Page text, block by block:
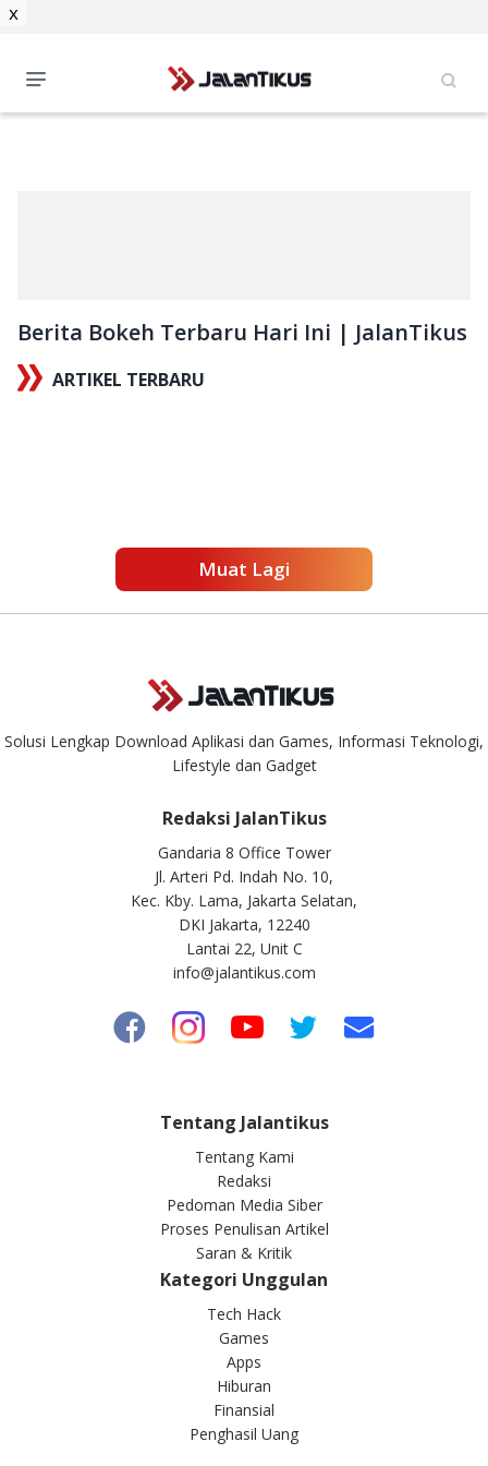
Berita Bokeh Terbaru Hari Ini | JalanTikus
ARTIKEL TERBARU
Muat Lagi
x
Solusi Lengkap Download Aplikasi dan Games, Informasi Teknologi,
Lifestyle dan Gadget
Redaksi JalanTikus
Gandaria 8 Office Tower
Jl. Arteri Pd. Indah No. 10,
Kec. Kby. Lama, Jakarta Selatan,
DKI Jakarta, 12240
Lantai 22, Unit C
info@jalantikus.com
Tentang Jalantikus
Tentang Kami
Redaksi
Pedoman Media Siber
Proses Penulisan Artikel
Saran & Kritik
Kategori Unggulan
Tech Hack
Games
Apps
Hiburan
Finansial
Penghasil Uang